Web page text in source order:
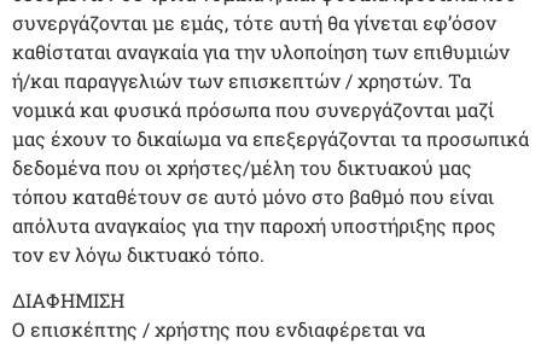
συνεργάζονται με εμάς, τότε αυτή θα γίνεται εφ’όσον
καθίσταται αναγκαία για την υλοποίηση των επιθυμιών
ή/και παραγγελιών των επισκεπτών / χρηστών. Τα
νομικά και φυσικά πρόσωπα που συνεργάζονται μαζί
μας έχουν το δικαίωμα να επεξεργάζονται τα προσωπικά
δεδομένα που οι χρήστες/μέλη του δικτυακού μας
τόπου καταθέτουν σε αυτό μόνο στο βαθμό που είναι
απόλυτα αναγκαίος για την παροχή υποστήριξης προς
τον εν λόγω δικτυακό τόπο.
ΔΙΑΦΗΜΙΣΗ
Ο επισκέπτης / χρήστης που ενδιαφέρεται να